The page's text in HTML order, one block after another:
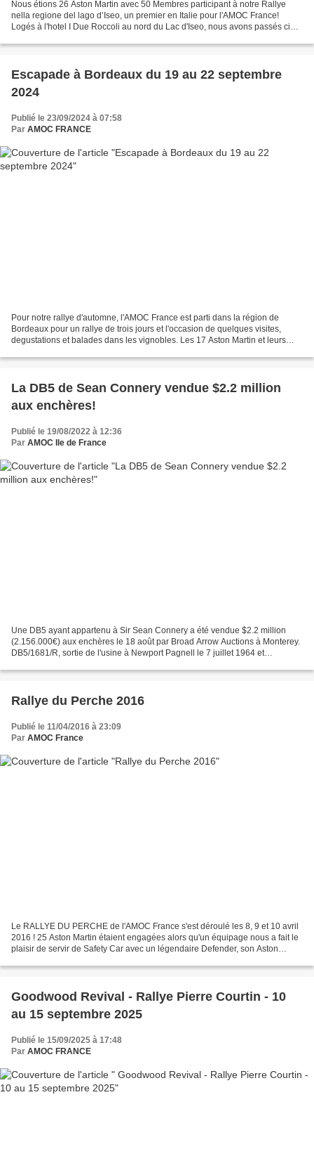
Nous étions 26 Aston Martin avec 50 Membres participant à notre Rallye
nella regione del lago d’Iseo, un premier en Italie pour l'AMOC France!
Logés à l'hotel I Due Roccoli au nord du Lac d'Iseo, nous avons passés cinq
Escapade à Bordeaux du 19 au 22 septembre
2024
Publié le 23/09/2024 à 07:58
Par AMOC FRANCE
Pour notre rallye d'automne, l'AMOC France est parti dans la région de
Bordeaux pour un rallye de trois jours et l'occasion de quelques visites,
degustations et balades dans les vignobles. Les 17 Aston Martin et leurs
La DB5 de Sean Connery vendue $2.2 million
aux enchères!
Publié le 19/08/2022 à 12:36
Par AMOC Ile de France
Une DB5 ayant appartenu à Sir Sean Connery a été vendue $2.2 million
(2.156.000€) aux enchères le 18 août par Broad Arrow Auctions à Monterey.
DB5/1681/R, sortie de l'usine à Newport Pagnell le 7 juillet 1964 et
Rallye du Perche 2016
Publié le 11/04/2016 à 23:09
Par AMOC France
Le RALLYE DU PERCHE de l'AMOC France s'est déroulé les 8, 9 et 10 avril
2016 ! 25 Aston Martin étaient engagées alors qu'un équipage nous a fait le
plaisir de servir de Safety Car avec un légendaire Defender, son Aston
Goodwood Revival - Rallye Pierre Courtin - 10
au 15 septembre 2025
Publié le 15/09/2025 à 17:48
Par AMOC FRANCE